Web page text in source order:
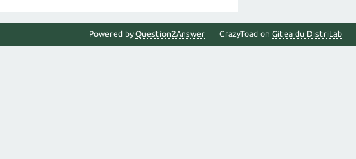
CrazyToad on Gitea du DistriLab
Powered byQuestion2Answer